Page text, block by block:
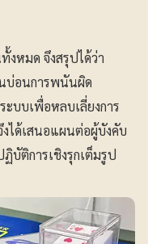
งหมด จึงสรุปได้ว่า
บ่อนการพนันผิด
ะบบเพื่อหลบเลี่ยงการ
ได้เสนอแผนต่อผู้บังคับ
ติการเชิงรุกเต็มรูป